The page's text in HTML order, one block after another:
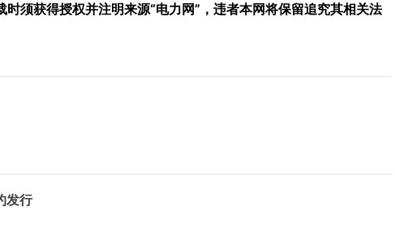
时须获得授权并注明来源“电力网”，违者本网将保留追究其相关法
发行